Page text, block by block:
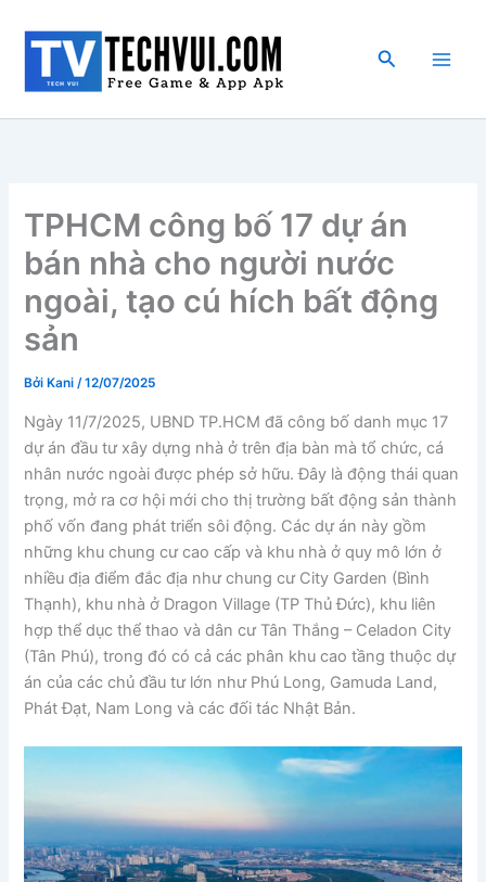
dung
Tìm
TPHCM công bố 17 dự án
bán nhà cho người nước
ngoài, tạo cú hích bất động
sản
Bởi Kani/12/07/2025
Ngày 11/7/2025, UBND TP.HCM đã công bố danh mục 17
dự án đầu tư xây dựng nhà ở trên địa bàn mà tổ chức, cá
nhân nước ngoài được phép sở hữu. Đây là động thái quan
trọng, mở ra cơ hội mới cho thị trường bất động sản thành
phố vốn đang phát triển sôi động. Các dự án này gồm
những khu chung cư cao cấp và khu nhà ở quy mô lớn ở
nhiều địa điểm đắc địa như chung cư City Garden (Bình
Thạnh), khu nhà ở Dragon Village (TP Thủ Đức), khu liên
hợp thể dục thể thao và dân cư Tân Thắng – Celadon City
(Tân Phú), trong đó có cả các phân khu cao tầng thuộc dự
án của các chủ đầu tư lớn như Phú Long, Gamuda Land,
Phát Đạt, Nam Long và các đối tác Nhật Bản.